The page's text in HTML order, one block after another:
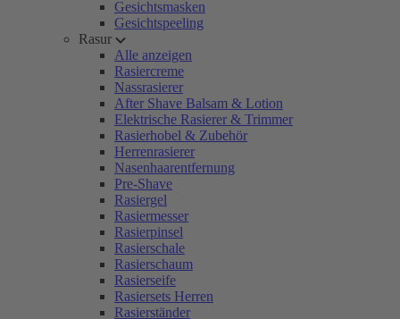
Gesichtsmasken
Gesichtspeeling
Rasur
Alle anzeigen
Rasiercreme
Nassrasierer
After Shave Balsam & Lotion
Elektrische Rasierer & Trimmer
Rasierhobel & Zubehör
Herrenrasierer
Nasenhaarentfernung
Pre-Shave
Rasiergel
Rasiermesser
Rasierpinsel
Rasierschale
Rasierschaum
Rasierseife
Rasiersets Herren
Rasierständer